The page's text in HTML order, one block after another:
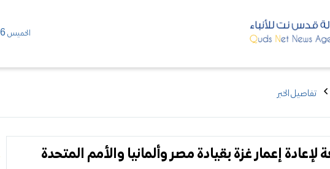
الخميس 06 أغسطس/ 2026
تفاصيل الخبر
إعمار غزة بقيادة مصر وألمانيا والأمم المتحدة